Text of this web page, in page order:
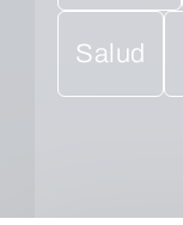
Salud